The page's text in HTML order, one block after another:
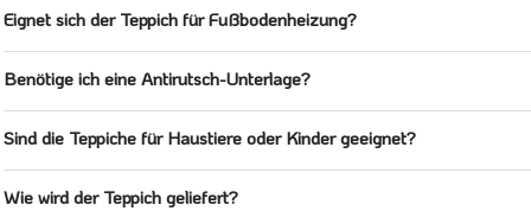
Eignet sich der Teppich für Fußbodenheizung?
Benötige ich eine Antirutsch-Unterlage?
Sind die Teppiche für Haustiere oder Kinder geeignet?
Wie wird der Teppich geliefert?